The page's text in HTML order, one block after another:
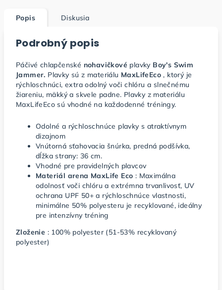
Popis Diskusia
Podrobný popis
Páčivé chlapčenské nohavičkové plavky Boy's Swim
Jammer. Plavky sú z materiálu MaxLifeEco , ktorý je
rýchloschnúci, extra odolný voči chlóru a slnečnému
žiareniu, mäkký a skvele padne. Plavky z materiálu
MaxLifeEco sú vhodné na každodenné tréningy.
Odolné a rýchloschnúce plavky s atraktívnym
dizajnom
Vnútorná sťahovacia šnúrka, predná podšívka,
dĺžka strany: 36 cm.
Vhodné pre pravidelných plavcov
Materiál arena MaxLife Eco : Maximálna
odolnosť voči chlóru a extrémna trvanlivosť, UV
ochrana UPF 50+ a rýchloschnúce vlastnosti,
minimálne 50% polyesteru je recyklované, ideálny
pre intenzívny tréning
Zloženie : 100% polyester (51-53% recyklovaný
polyester)